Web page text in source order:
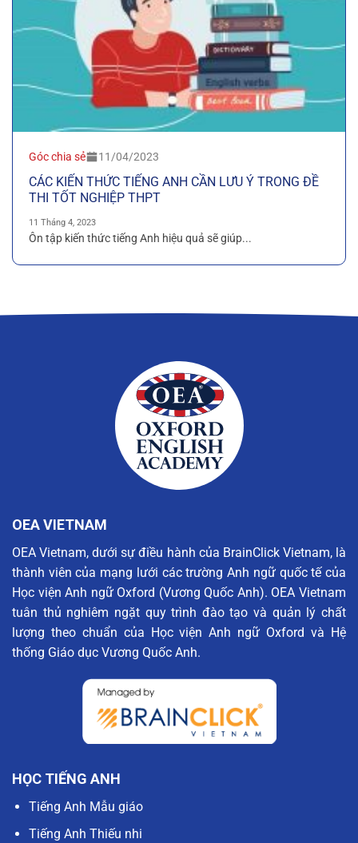
Góc chia sẻ 11/04/2023
CÁC KIẾN THỨC TIẾNG ANH CẦN LƯU Ý TRONG ĐỀ
THI TỐT NGHIỆP THPT
11 Tháng 4, 2023
Ôn tập kiến thức tiếng Anh hiệu quả sẽ giúp...
OEA VIETNAM
OEA Vietnam, dưới sự điều hành của BrainClick Vietnam, là
thành viên của mạng lưới các trường Anh ngữ quốc tế của
Học viện Anh ngữ Oxford (Vương Quốc Anh). OEA Vietnam
tuân thủ nghiêm ngặt quy trình đào tạo và quản lý chất
lượng theo chuẩn của Học viện Anh ngữ Oxford và Hệ
thống Giáo dục Vương Quốc Anh.
HỌC TIẾNG ANH
Tiếng Anh Mẫu giáo
Tiếng Anh Thiếu nhi